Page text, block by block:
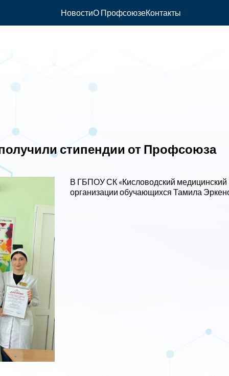
НовостиО ПрофсоюзеКонтакты
стипендии от Профсоюза
В ГБПОУ СК «Кисловодский
организации обучающихся Тамила